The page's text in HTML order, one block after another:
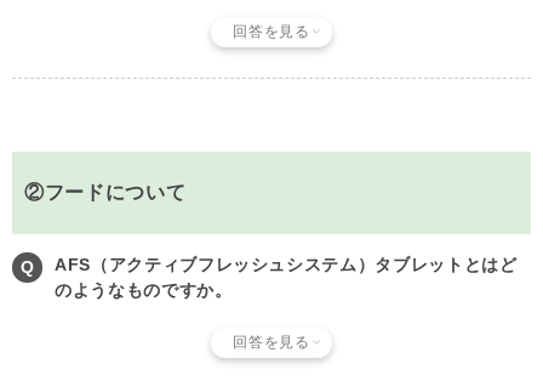
回答を見る
②フードについて
AFS（アクティブフレッシュシステム）タブレットとはど
のようなものですか。
回答を見る